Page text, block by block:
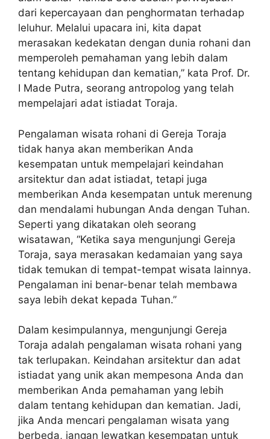
dari kepercayaan dan penghormatan terhadap
leluhur. Melalui upacara ini, kita dapat
merasakan kedekatan dengan dunia rohani dan
memperoleh pemahaman yang lebih dalam
tentang kehidupan dan kematian,” kata Prof. Dr.
I Made Putra, seorang antropolog yang telah
mempelajari adat istiadat Toraja.
Pengalaman wisata rohani di Gereja Toraja
tidak hanya akan memberikan Anda
kesempatan untuk mempelajari keindahan
arsitektur dan adat istiadat, tetapi juga
memberikan Anda kesempatan untuk merenung
dan mendalami hubungan Anda dengan Tuhan.
Seperti yang dikatakan oleh seorang
wisatawan, “Ketika saya mengunjungi Gereja
Toraja, saya merasakan kedamaian yang saya
tidak temukan di tempat-tempat wisata lainnya.
Pengalaman ini benar-benar telah membawa
saya lebih dekat kepada Tuhan.”
Dalam kesimpulannya, mengunjungi Gereja
Toraja adalah pengalaman wisata rohani yang
tak terlupakan. Keindahan arsitektur dan adat
istiadat yang unik akan mempesona Anda dan
memberikan Anda pemahaman yang lebih
dalam tentang kehidupan dan kematian. Jadi,
jika Anda mencari pengalaman wisata yang
berbeda, jangan lewatkan kesempatan untuk